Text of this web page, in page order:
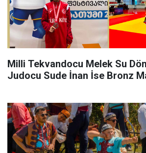
Milli Tekvandocu Melek Su
Judocu Sude İnan İse Bronz